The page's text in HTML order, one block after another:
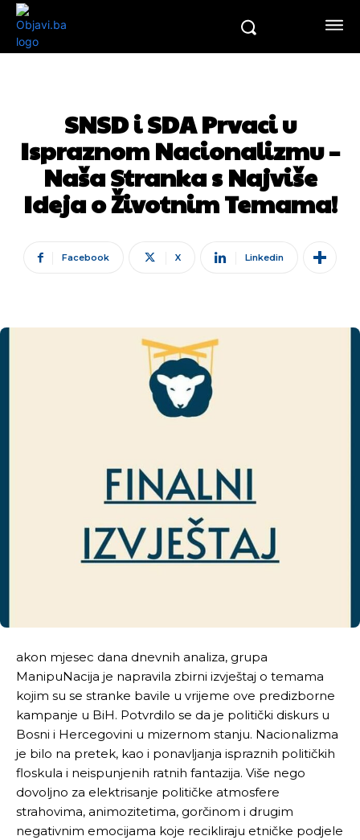
SNSD i SDA Prvaci u
Ispraznom Nacionalizmu –
Naša Stranka s Najviše
Ideja o Životnim Temama!
Facebook X Linkedin
akon mjesec dana dnevnih analiza, grupa
ManipuNacija je napravila zbirni izvještaj o temama
kojim su se stranke bavile u vrijeme ove predizborne
kampanje u BiH. Potvrdilo se da je politički diskurs u
Bosni i Hercegovini u mizernom stanju. Nacionalizma
je bilo na pretek, kao i ponavljanja ispraznih političkih
floskula i neispunjenih ratnih fantazija. Više nego
dovoljno za elektrisanje političke atmosfere
strahovima, animozitetima, gorčinom i drugim
negativnim emocijama koje recikliraju etničke podjele